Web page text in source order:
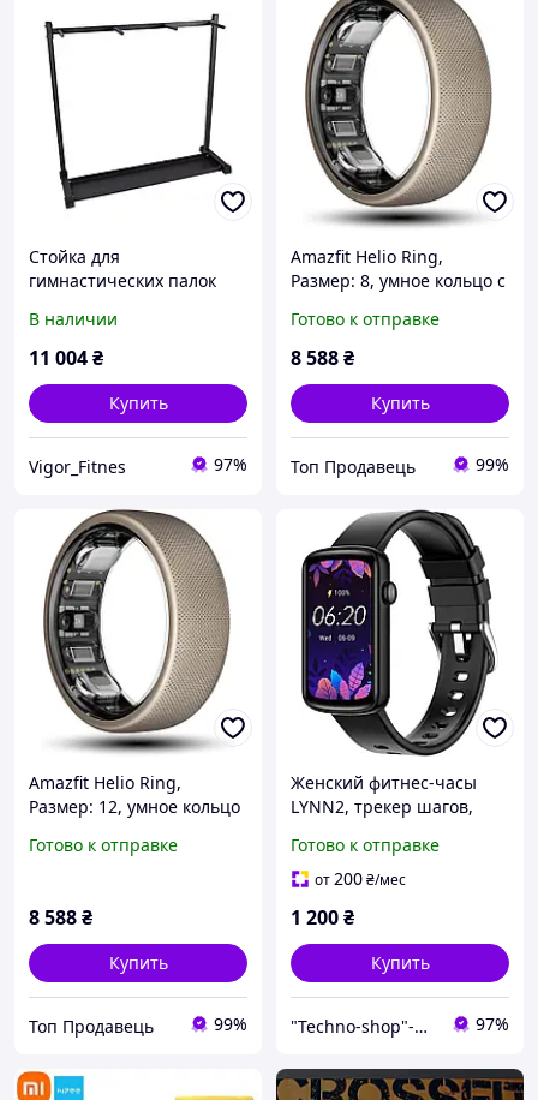
Стойка для
гимнастических палок
Fitness
В наличии
11 004₴
Купить
Vigor_Fitnes 97%
Amazfit Helio Ring,
Размер: 8, умное кольцо с
сердечного ритма,
водонепроницаемостью
Готово к отправке
8 588₴
Купить
Топ Продавець 99%
Amazfit Helio Ring,
Размер: 12, умное кольцо
мониторингом
10 атм,
Готово к отправке
8 588₴
Купить
Топ Продавець 99%
Женский фитнес-часы
LYNN2, трекер шагов,
сон, тонкий
Готово к отправке
от200₴/мес
1 200₴
Купить
"Techno-shop"-Ваш інтернет магазин 97%